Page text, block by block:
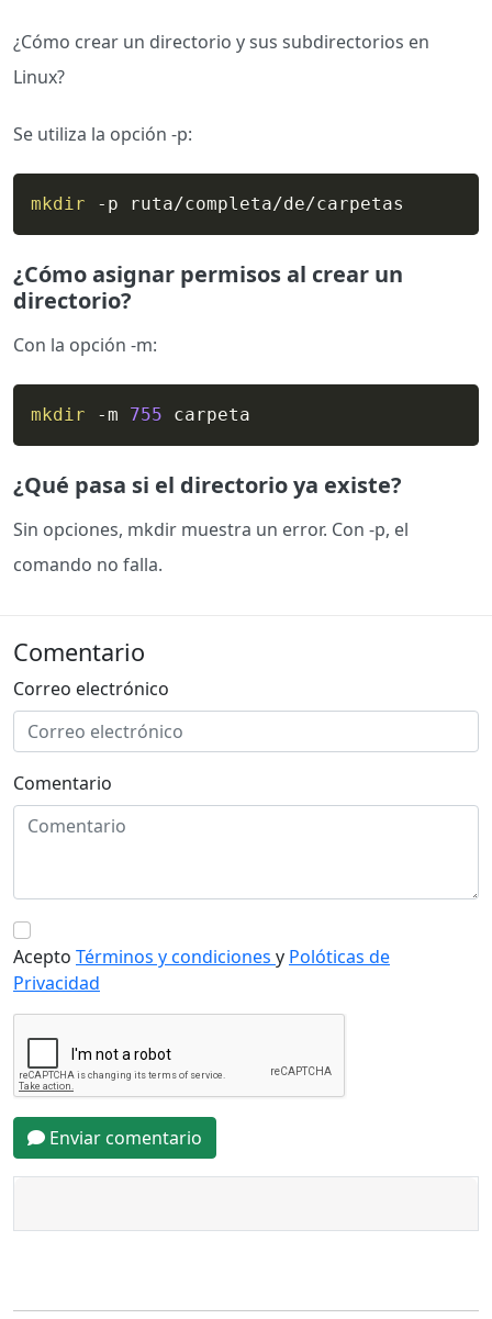
¿Cómo crear un directorio y sus subdirectorios en
Linux?
Se utiliza la opción -p:
mkdir -p ruta/completa/de/carpetas
¿Cómo asignar permisos al crear un
directorio?
Con la opción -m:
mkdir -m 755 carpeta
¿Qué pasa si el directorio ya existe?
Sin opciones, mkdir muestra un error. Con -p, el
comando no falla.
Comentario
Correo electrónico
Comentario
Acepto Términos y condiciones y Polóticas de
Privacidad
Enviar comentario